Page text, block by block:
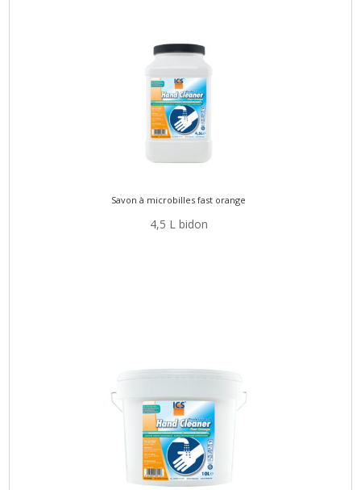
Savon à microbilles fast orange
4,5 L bidon